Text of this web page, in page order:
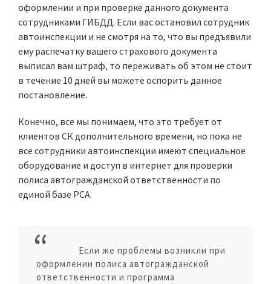
оформлении и при проверке данного документа
сотрудниками ГИБДД. Если вас остановил сотрудник
автоинспекции и не смотря на то, что вы предъявили
ему распечатку вашего страхового документа
выписал вам штраф, то переживать об этом не стоит
в течение 10 дней вы можете оспорить данное
постановление.
Конечно, все мы понимаем, что это требует от
клиентов СК дополнительного времени, но пока не
все сотрудники автоинспекции имеют специальное
оборудование и доступ в интернет для проверки
полиса автогражданской ответственности по
единой базе РСА.
Если же проблемы возникли при
оформлении полиса автогражданской
ответственности и программа